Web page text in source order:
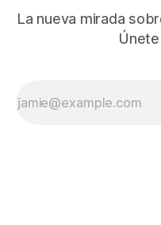
La nueva mirada